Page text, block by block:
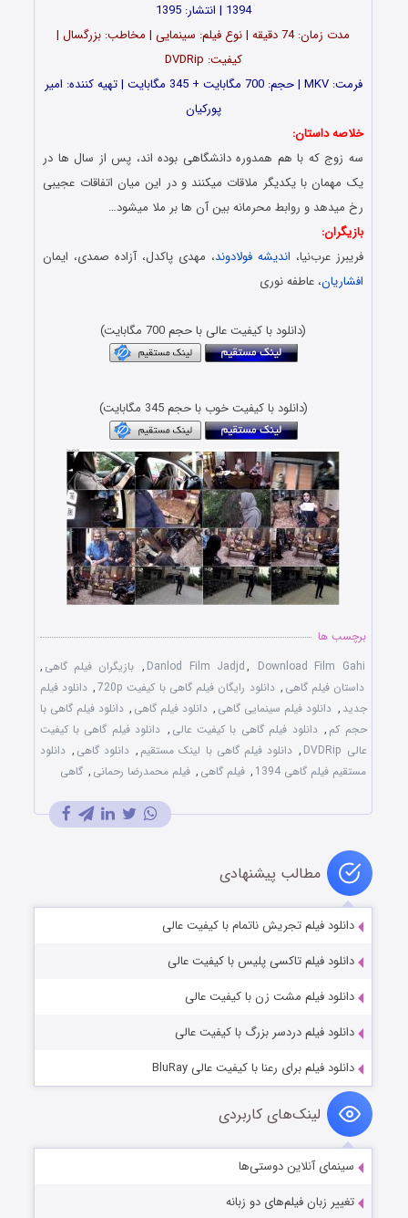
1394 | انتشار: 1395
مدت زمان: 74 دقیقه | نوع فیلم: سینمایی | مخاطب: بزرگسال |
کیفیت: DVDRip
فرمت: MKV | حجم: 700 مگابایت + 345 مگابایت | تهیه کننده: امیر
پورکیان
خلاصه داستان:
سه زوج که با هم همدوره دانشگاهی بوده اند، پس از سال ها در
یک مهمان با یکدیگر ملاقات میکنند و در این میان اتفاقات عجیبی
رخ میدهد و روابط محرمانه بین آن ها بر ملا میشود…
بازیگران:
فریبرز عرب‌نیا، اندیشه فولادوند، مهدی پاکدل، آزاده صمدی، ایمان
افشاریان، عاطفه نوری
(دانلود با کیفیت عالی با حجم 700 مگابایت)
(دانلود با کیفیت خوب با حجم 345 مگابایت)
برچسب ها
Danlod Film Jadjd, Download Film Gahi
, بازیگران فیلم گاهی ,
داستان فیلم گاهی , دانلود رایگان فیلم گاهی با کیفیت 720p , دانلود فیلم
جدید , دانلود فیلم سینمایی گاهی , دانلود فیلم گاهی , دانلود فیلم گاهی با
حجم کم , دانلود فیلم گاهی با کیفیت عالی , دانلود فیلم گاهی با کیفیت
عالی DVDRip
, دانلود فیلم گاهی با لینک مستقیم , دانلود گاهی , دانلود
مستقیم فیلم گاهی 1394
, فیلم گاهی , فیلم محمدرضا رحمانی , گاهی
مطالب پیشنهادی
دانلود فیلم تجریش ناتمام با کیفیت عالی
دانلود فیلم تاکسی پلیس با کیفیت عالی
دانلود فیلم مشت زن با کیفیت عالی
دانلود فیلم دردسر بزرگ با کیفیت عالی
دانلود فیلم برای رعنا با کیفیت عالی BluRay
لینک‌های کاربردی
سینمای آنلاین دوستی‌ها
تغییر زبان فیلم‌های دو زبانه